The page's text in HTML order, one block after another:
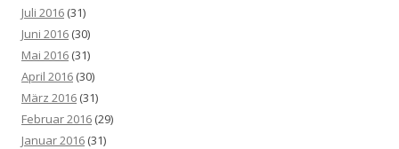
Juli 2016 (31)
Juni 2016 (30)
Mai 2016 (31)
April 2016 (30)
März 2016 (31)
Februar 2016 (29)
Januar 2016 (31)